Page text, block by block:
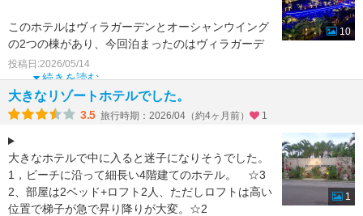
このホテルはヴィラガーデンとオーシャンウイング
の2つの棟があり、今回泊まったのはヴィラガーデ
ンのうみかじの宿。
3階建てでエレベーターもあります。
部屋はスー
続きを読む
投稿日:2026/05/14
10
大きなリゾートホテルでした。
3.5 旅行時期：2026/04（約4ヶ月前） 1
大きなホテルで中に入ると迷子になりそうでした。
1，ビーチに沿って細長い4階建てのホテル。 ☆3
2、部屋は2ベッド+ロフト2人、ただしロフトは高い
位置で梯子が急で昇り降りが大変。☆2
1